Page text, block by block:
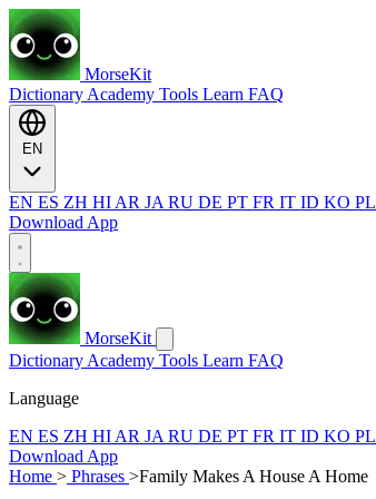
MorseKit
Dictionary Academy Tools Learn FAQ
EN ES ZH HI AR JA RU DE PT FR IT ID KO PL
Download App
MorseKit
Dictionary Academy Tools Learn FAQ
Language
EN ES ZH HI AR JA RU DE PT FR IT ID KO PL
Download App
Home > Phrases >Family Makes A House A Home